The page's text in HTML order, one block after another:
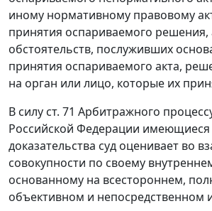
иному нормативному правовому
принятия оспариваемого решения,
обстоятельств, послуживших
принятия оспариваемого акта,
на орган или лицо, которые их
В силу ст. 71 Арбитражного
Российской Федерации имеющиеся
доказательства суд оценивает во
совокупности по своему
основанному на всестороннем,
объективном и непосредственном